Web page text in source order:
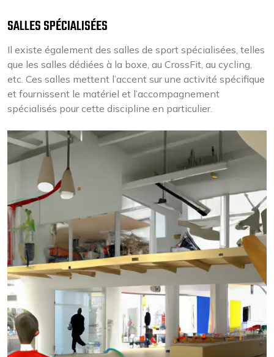
SALLES SPÉCIALISÉES
Il existe également des salles de sport spécialisées, telles
que les salles dédiées à la boxe, au CrossFit, au cycling,
etc. Ces salles mettent l’accent sur une activité spécifique
et fournissent le matériel et l’accompagnement
spécialisés pour cette discipline en particulier.